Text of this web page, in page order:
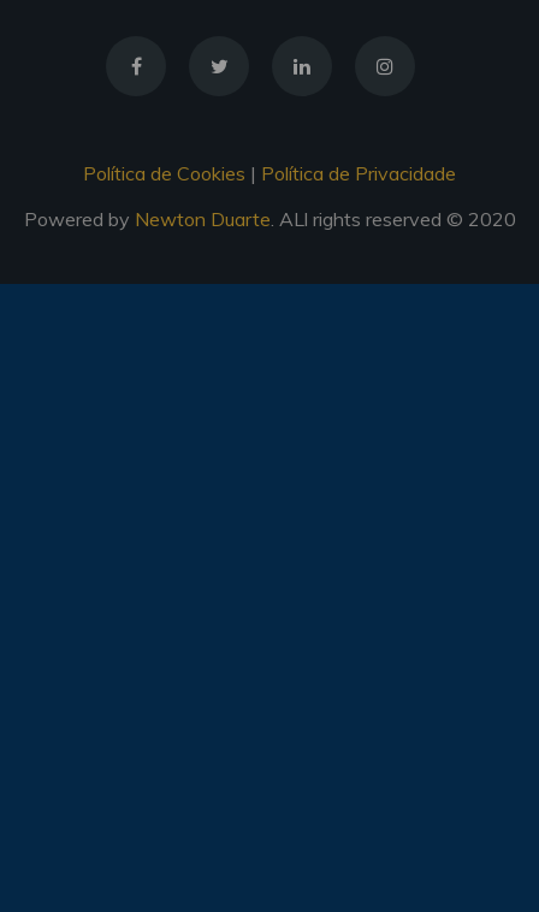
Política de Cookies | Política de Privacidade
Powered by Newton Duarte . ALl rights reserved © 2020